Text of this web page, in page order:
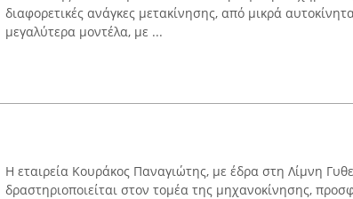
διαφορετικές ανάγκες μετακίνησης, από μικρά
μεγαλύτερα μοντέλα, με ...
Η εταιρεία Κουράκος Παναγιώτης, με έδρα στη Λίμνη
δραστηριοποιείται στον τομέα της μηχανοκίνησης,